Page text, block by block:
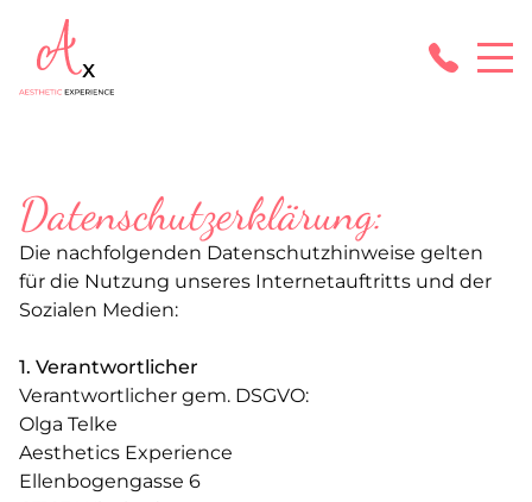
Datenschutzerklärung:
Die nachfolgenden Datenschutzhinweise gelten
für die Nutzung unseres Internetauftritts und der
Sozialen Medien:
1. Verantwortlicher
Verantwortlicher gem. DSGVO:
Olga Telke
Aesthetics Experience
Ellenbogengasse 6